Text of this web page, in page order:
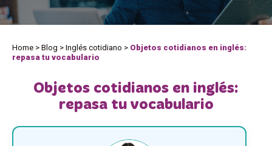
Home > Blog > Inglés cotidiano > Objetos cotidianos en inglés:
repasa tu vocabulario
Objetos cotidianos en inglés:
repasa tu vocabulario